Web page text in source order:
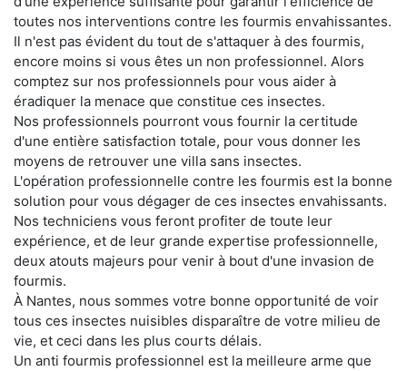
toutes nos interventions contre les fourmis envahissantes.
Il n'est pas évident du tout de s'attaquer à des fourmis,
encore moins si vous êtes un non professionnel. Alors
comptez sur nos professionnels pour vous aider à
éradiquer la menace que constitue ces insectes.
Nos professionnels pourront vous fournir la certitude
d'une entière satisfaction totale, pour vous donner les
moyens de retrouver une villa sans insectes.
L'opération professionnelle contre les fourmis est la bonne
solution pour vous dégager de ces insectes envahissants.
Nos techniciens vous feront profiter de toute leur
expérience, et de leur grande expertise professionnelle,
deux atouts majeurs pour venir à bout d'une invasion de
fourmis.
À Nantes, nous sommes votre bonne opportunité de voir
tous ces insectes nuisibles disparaître de votre milieu de
vie, et ceci dans les plus courts délais.
Un anti fourmis professionnel est la meilleure arme que